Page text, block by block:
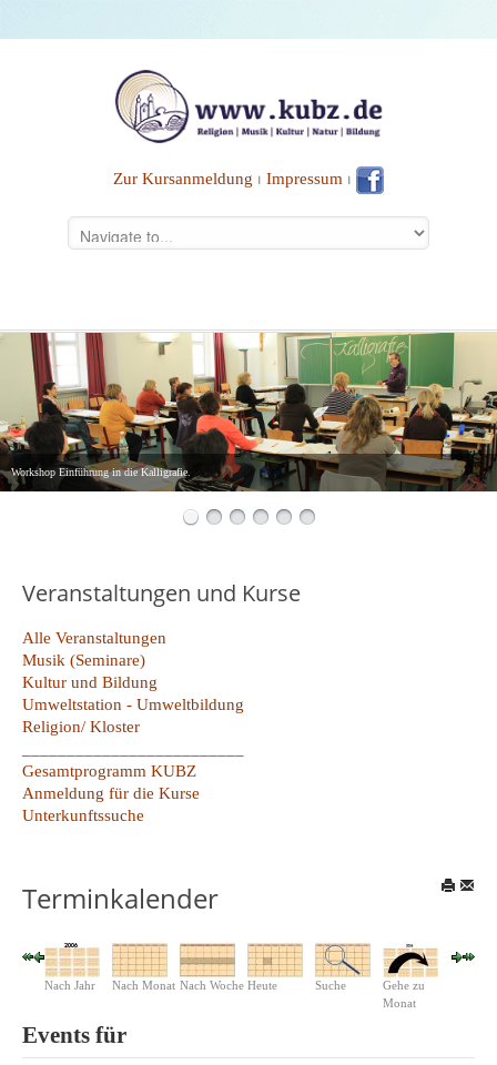
Zur Kursanmeldung ⏐ Impressum ⏐
Workshop Einführung in die Kalligrafie.
Veranstaltungen und Kurse
Alle Veranstaltungen
Musik (Seminare)
Kultur und Bildung
Umweltstation - Umweltbildung
Religion/ Kloster
Gesamtprogramm KUBZ
Anmeldung für die Kurse
Unterkunftssuche
Terminkalender
Nach Jahr Nach Monat Nach Woche Heute Suche
Gehe zu
Monat
Events für